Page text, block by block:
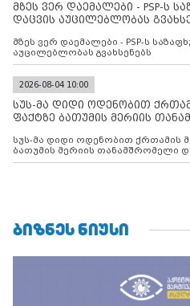
მზეს ვერ დაემალები - PSP-ს
დაცვის აუცილებლობას
მზეს ვერ დაემალები - PSP-ს
აუცილებლობას გვახსენებს
2026-08-04 10:00
სუს-მა დიდი ოდენობით
ფაქტზე ბათუმის მერიის
სუს-მა დიდი ოდენობით ქრთამის მოთხოვნისა და აღების ფაქტზე
ბათუმის მერიის თანამშრომელი
ᲑᲘᲖᲜᲔᲡ ᲜᲘᲣᲡᲘ